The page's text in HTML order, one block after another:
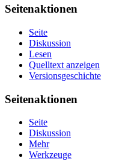
Seitenaktionen
Seite
Diskussion
Lesen
Quelltext anzeigen
Versionsgeschichte
Seitenaktionen
Seite
Diskussion
Mehr
Werkzeuge